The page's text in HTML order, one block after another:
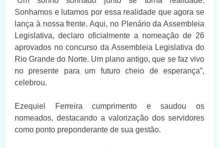
Sonhamos e lutamos por essa realidade que agora se
lança à nossa frente. Aqui, no Plenário da Assembleia
Legislativa, declaro oficialmente a nomeação de 26
aprovados no concurso da Assembleia Legislativa do
Rio Grande do Norte. Um plano antigo, que se faz vivo
no presente para um futuro cheio de esperança”,
celebrou.
Ezequiel Ferreira cumprimento e saudou os
nomeados, destacando a valorização dos servidores
como ponto preponderante de sua gestão.